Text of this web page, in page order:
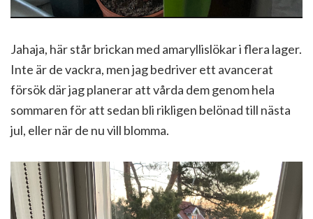
Jahaja, här står brickan med amaryllislökar i flera lager.
Inte är de vackra, men jag bedriver ett avancerat
försök där jag planerar att vårda dem genom hela
sommaren för att sedan bli rikligen belönad till nästa
jul, eller när de nu vill blomma.